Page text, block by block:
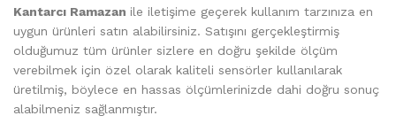
Kantarcı Ramazan ile iletişime geçerek kullanım tarzınıza en
uygun ürünleri satın alabilirsiniz. Satışını gerçekleştirmiş
olduğumuz tüm ürünler sizlere en doğru şekilde ölçüm
verebilmek için özel olarak kaliteli sensörler kullanılarak
üretilmiş, böylece en hassas ölçümlerinizde dahi doğru sonuç
alabilmeniz sağlanmıştır.